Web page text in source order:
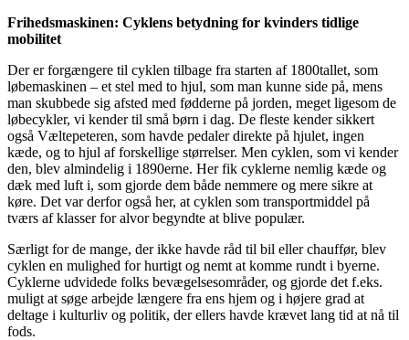
Frihedsmaskinen: Cyklens betydning for kvinders tidlige
mobilitet
Der er forgængere til cyklen tilbage fra starten af 1800tallet, som
løbemaskinen – et stel med to hjul, som man kunne side på, mens
man skubbede sig afsted med fødderne på jorden, meget ligesom de
løbecykler, vi kender til små børn i dag. De fleste kender sikkert
også Væltepeteren, som havde pedaler direkte på hjulet, ingen
kæde, og to hjul af forskellige størrelser. Men cyklen, som vi kender
den, blev almindelig i 1890erne. Her fik cyklerne nemlig kæde og
dæk med luft i, som gjorde dem både nemmere og mere sikre at
køre. Det var derfor også her, at cyklen som transportmiddel på
tværs af klasser for alvor begyndte at blive populær.
Særligt for de mange, der ikke havde råd til bil eller chauffør, blev
cyklen en mulighed for hurtigt og nemt at komme rundt i byerne.
Cyklerne udvidede folks bevægelsesområder, og gjorde det f.eks.
muligt at søge arbejde længere fra ens hjem og i højere grad at
deltage i kulturliv og politik, der ellers havde krævet lang tid at nå til
fods.